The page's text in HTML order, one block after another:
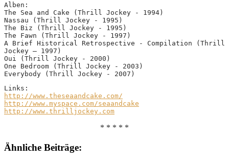
Alben:
The Sea and Cake (Thrill Jockey - 1994)
Nassau (Thrill Jockey - 1995)
The Biz (Thrill Jockey - 1995)
The Fawn (Thrill Jockey - 1997)
A Brief Historical Retrospective - Compilation (Thrill
Jockey – 1997)
Oui (Thrill Jockey - 2000)
One Bedroom (Thrill Jockey - 2003)
Everybody (Thrill Jockey - 2007)
Links:
http://www.theseaandcake.com/
http://www.myspace.com/seaandcake
http://www.thrilljockey.com
* * * * *
Ähnliche Beiträge: